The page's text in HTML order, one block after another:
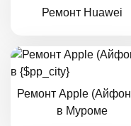
Ремонт Huawei
Ремонт Apple
в Муроме